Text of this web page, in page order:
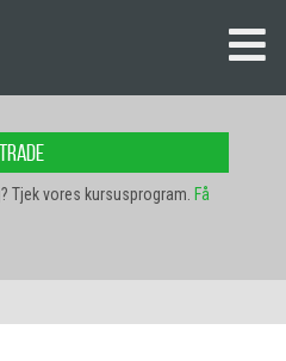
Tjek vores kursusprogram. Få